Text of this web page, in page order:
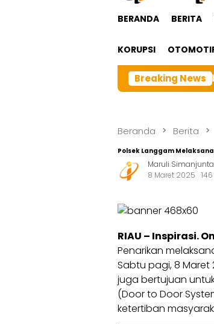
BERANDA BERITA
KORUPSI
Breaking News
Besar BRI cabangTarutung Gelar Ibadah
Beranda Berita
Polsek Langgam
Maruli
8 Maret 2025
RIAU – Inspirasi.
Penarikan
Sabtu pagi, 8 Maret
juga bertujuan
(Door to Door
ketertiban